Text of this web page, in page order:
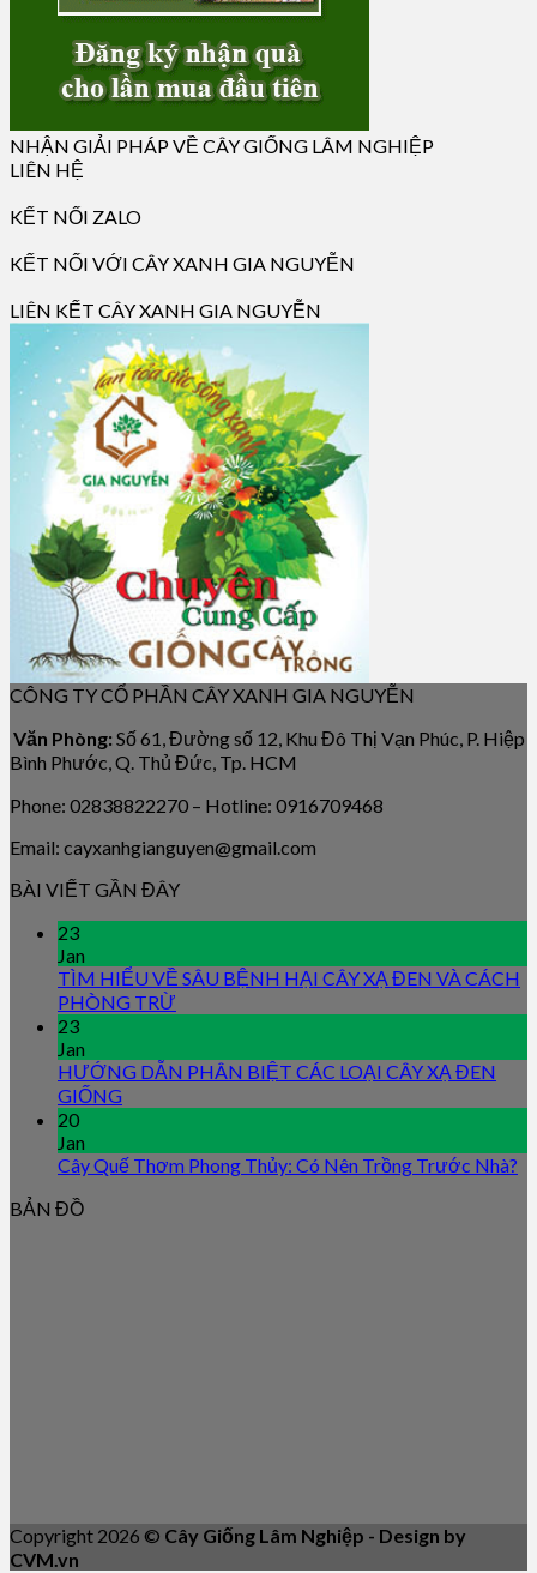
NHẬN GIẢI PHÁP VỀ CÂY GIỐNG LÂM NGHIỆP
LIÊN HỆ
KẾT NỐI ZALO
KẾT NỐI VỚI CÂY XANH GIA NGUYỄN
LIÊN KẾT CÂY XANH GIA NGUYỄN
CÔNG TY CỔ PHẦN CÂY XANH GIA NGUYỄN
Văn Phòng: Số 61, Đường số 12, Khu Đô Thị Vạn Phúc, P. Hiệp
Bình Phước, Q. Thủ Đức, Tp. HCM
Phone: 02838822270 – Hotline: 0916709468
Email: cayxanhgianguyen@gmail.com
BÀI VIẾT GẦN ĐÂY
23
Jan
TÌM HIỂU VỀ SÂU BỆNH HẠI CÂY XẠ ĐEN VÀ CÁCH
PHÒNG TRỪ
23
Jan
HƯỚNG DẪN PHÂN BIỆT CÁC LOẠI CÂY XẠ ĐEN
GIỐNG
20
Jan
Cây Quế Thơm Phong Thủy: Có Nên Trồng Trước Nhà?
BẢN ĐỒ
Copyright 2026 © Cây Giống Lâm Nghiệp - Design by
CVM.vn